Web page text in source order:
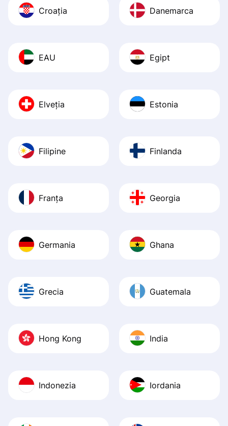
Croația Danemarca
EAU Egipt
Elveția Estonia
Filipine Finlanda
Franța Georgia
Germania Ghana
Grecia Guatemala
Hong Kong India
Indonezia Iordania